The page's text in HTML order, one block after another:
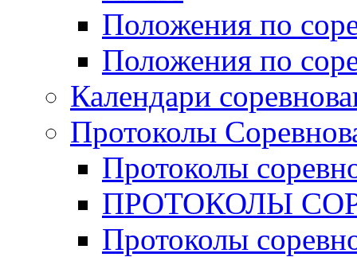
Положения по
Положения по
Календари
Протоколы
Протоколы
ПРОТОКОЛЫ
Протоколы